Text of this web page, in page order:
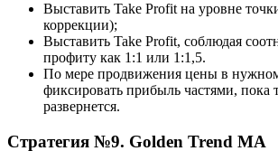
Выставить Take Profit на уровне
коррекции);
Выставить Take Profit, соблюдая
профиту как 1:1 или 1:1,5.
По мере продвижения цены в
фиксировать прибыль частями, пока
развернется.
Стратегия №9. Golden Trend MA